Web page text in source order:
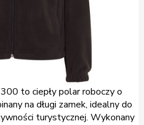
to ciepły polar roboczy o
na długi zamek, idealny do
turystycznej. Wykonany